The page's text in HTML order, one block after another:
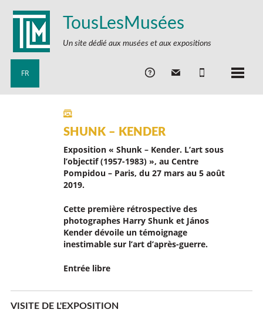
TousLesMusées
Un site dédié aux musées et aux expositions
FR
SHUNK – KENDER
Exposition « Shunk – Kender. L’art sous
l’objectif (1957-1983) », au Centre
Pompidou – Paris, du 27 mars au 5 août
2019.
Cette première rétrospective des
photographes Harry Shunk et János
Kender dévoile un témoignage
inestimable sur l’art d’après-guerre.
Entrée libre
VISITE DE L'EXPOSITION